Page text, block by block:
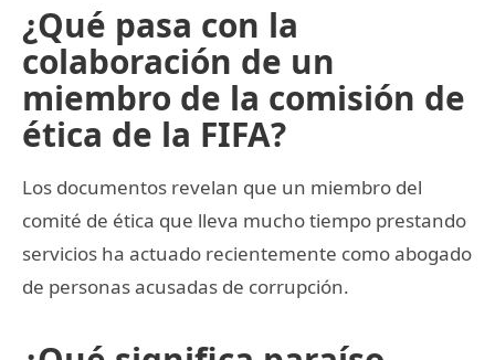
¿Qué pasa con la
colaboración de un
miembro de la comisión de
ética de la FIFA?
Los documentos revelan que un miembro del
comité de ética que lleva mucho tiempo prestando
servicios ha actuado recientemente como abogado
de personas acusadas de corrupción.